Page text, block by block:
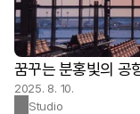
꿈꾸는 분홍빛의 공
2025. 8. 10.
Studio